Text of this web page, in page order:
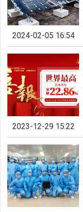
2024-02-05 16:54
2023-12-29 15:22